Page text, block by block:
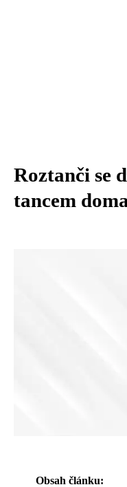
Roztanči se
tancem doma
Obsah článku: